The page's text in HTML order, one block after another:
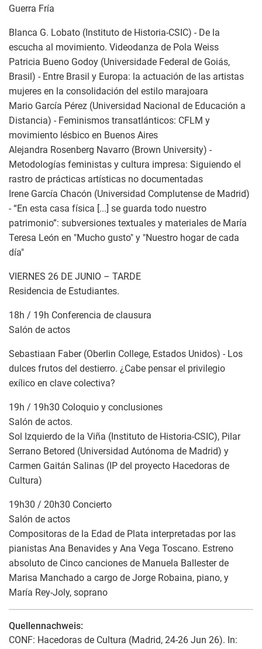
Guerra Fría
Blanca G. Lobato (Instituto de Historia-CSIC) - De la
escucha al movimiento. Videodanza de Pola Weiss
Patricia Bueno Godoy (Universidade Federal de Goiás,
Brasil) - Entre Brasil y Europa: la actuación de las artistas
mujeres en la consolidación del estilo marajoara
Mario García Pérez (Universidad Nacional de Educación a
Distancia) - Feminismos transatlánticos: CFLM y
movimiento lésbico en Buenos Aires
Alejandra Rosenberg Navarro (Brown University) -
Metodologías feministas y cultura impresa: Siguiendo el
rastro de prácticas artísticas no documentadas
Irene García Chacón (Universidad Complutense de Madrid)
- “En esta casa física [...] se guarda todo nuestro
patrimonio”: subversiones textuales y materiales de María
Teresa León en "Mucho gusto" y "Nuestro hogar de cada
día"
VIERNES 26 DE JUNIO – TARDE
Residencia de Estudiantes.
18h / 19h Conferencia de clausura
Salón de actos
Sebastiaan Faber (Oberlin College, Estados Unidos) - Los
dulces frutos del destierro. ¿Cabe pensar el privilegio
exílico en clave colectiva?
19h / 19h30 Coloquio y conclusiones
Salón de actos.
Sol Izquierdo de la Viña (Instituto de Historia-CSIC), Pilar
Serrano Betored (Universidad Autónoma de Madrid) y
Carmen Gaitán Salinas (IP del proyecto Hacedoras de
Cultura)
19h30 / 20h30 Concierto
Salón de actos
Compositoras de la Edad de Plata interpretadas por las
pianistas Ana Benavides y Ana Vega Toscano. Estreno
absoluto de Cinco canciones de Manuela Ballester de
Marisa Manchado a cargo de Jorge Robaina, piano, y
María Rey-Joly, soprano
Quellennachweis:
CONF: Hacedoras de Cultura (Madrid, 24-26 Jun 26). In: